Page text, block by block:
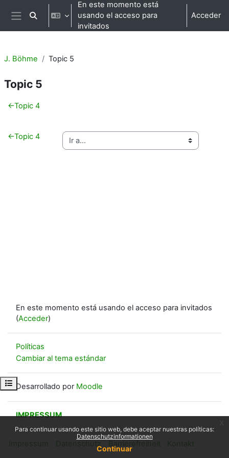
Salta al contenido principal
Para continuar usando este sitio web, debe aceptar nuestras políticas:
Datenschutzinformationen
Continuar
Panel lateral
Selector de búsqueda de entrada
En este momento está
usando el acceso para
invitados
Acceder
Abrir índice del curso
J. Böhme Topic 5
Topic 5
Perfilado de sección
←Topic 4
←Topic 4
En este momento está usando el acceso para invitados
(Acceder)
Políticas
Cambiar al tema estándar
Desarrollado por Moodle
IMPRESSUM
Impressum Datenschutz Barrierefreiheit Kontakt